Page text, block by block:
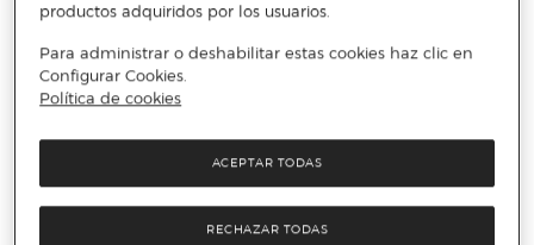
productos adquiridos por los usuarios.
Para administrar o deshabilitar estas cookies haz clic en
Configurar Cookies.
Política de cookies
RECHAZAR TODAS
ACEPTAR TODAS